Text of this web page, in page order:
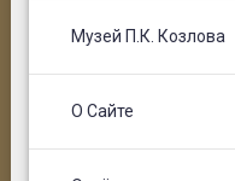
Музей П.К. Козлова
О Сайте